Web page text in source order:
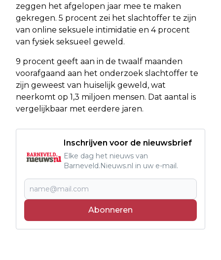
zeggen het afgelopen jaar mee te maken
gekregen. 5 procent zei het slachtoffer te zijn
van online seksuele intimidatie en 4 procent
van fysiek seksueel geweld.
9 procent geeft aan in de twaalf maanden
voorafgaand aan het onderzoek slachtoffer te
zijn geweest van huiselijk geweld, wat
neerkomt op 1,3 miljoen mensen. Dat aantal is
vergelijkbaar met eerdere jaren.
Inschrijven voor de nieuwsbrief
Elke dag het nieuws van
Barneveld.Nieuws.nl in uw e-mail.
Abonneren